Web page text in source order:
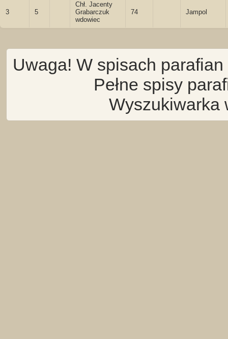
3 5
Chł. Jacenty
Grabarczuk
wdowiec
74 Jampol
Uwaga! W spisach
Pełne spisy
Wyszukiwarka